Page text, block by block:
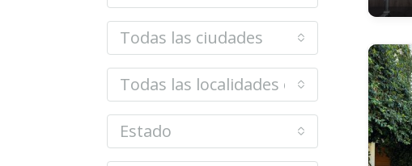
Todas las ciudades
Todas las localidades o barrios
Estado